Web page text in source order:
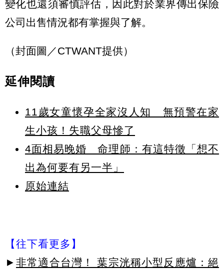
變化也還須審慎評估，因此對於業界傳出保險
公司出售情況都有掌握與了解。
（封面圖／CTWANT提供）
延伸閱讀
11歲女童懷孕全家沒人知 無預警在家
生小孩！失職父母慘了
4面相易晚婚 命理師：有這特徵「想不
出為何要有另一半」
原始連結
【往下看更多】
► 非常適合台灣！ 葉宗洸稱小型反應爐：絕